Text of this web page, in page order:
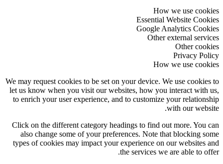
How we use cookies
Essential Website Cookies
Google Analytics Cookies
Other external services
Other cookies
Privacy Policy
How we use cookies
We may request cookies to be set on your device. We use cookies to
let us know when you visit our websites, how you interact with us,
to enrich your user experience, and to customize your relationship
with our website.
Click on the different category headings to find out more. You can
also change some of your preferences. Note that blocking some
types of cookies may impact your experience on our websites and
the services we are able to offer.